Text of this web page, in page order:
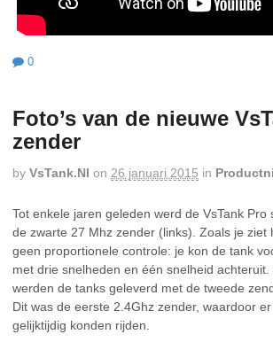
0
Foto’s van de nieuwe
zender
by VsTank.nl on 26 januari 2015 in
Tot enkele jaren geleden werd de VsTank Pro
de zwarte 27 Mhz zender (links). Zoals je ziet
geen proportionele controle: je kon de tank
met drie snelheden en één snelheid
werden de tanks geleverd met de tweede
Dit was de eerste 2.4Ghz zender, waardoor
gelijktijdig konden rijden.